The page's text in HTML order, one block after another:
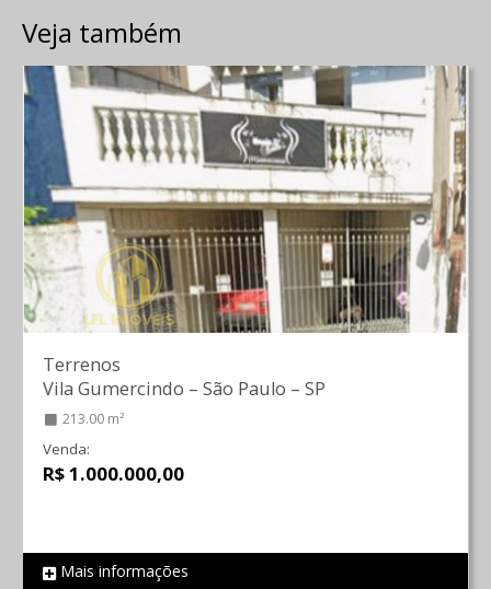
Veja também
REF 819
Terrenos
Vila Gumercindo – São Paulo – SP
213.00 m²
Venda:
R$ 1.000.000,00
Mais informações